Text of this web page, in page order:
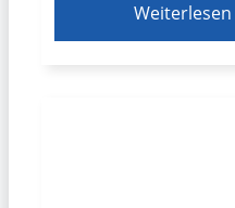
Weiterlesen